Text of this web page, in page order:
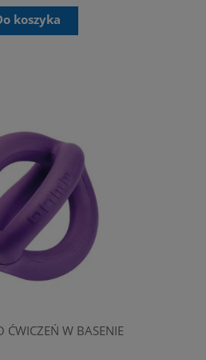
koszyka
ĆWICZEŃ W BASENIE